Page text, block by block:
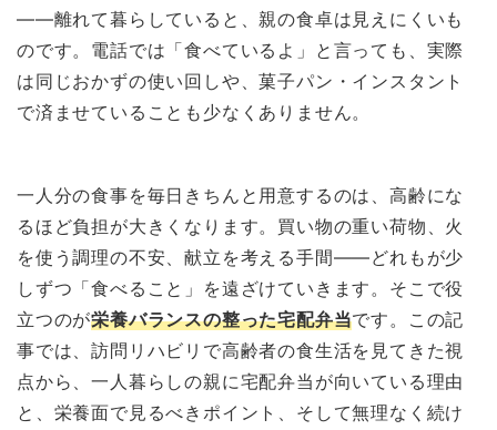
——離れて暮らしていると、親の食卓は見えにくいも
のです。電話では「食べているよ」と言っても、実際
は同じおかずの使い回しや、菓子パン・インスタント
で済ませていることも少なくありません。
一人分の食事を毎日きちんと用意するのは、高齢にな
るほど負担が大きくなります。買い物の重い荷物、火
を使う調理の不安、献立を考える手間——どれもが少
しずつ「食べること」を遠ざけていきます。そこで役
立つのが栄養バランスの整った宅配弁当です。この記
事では、訪問リハビリで高齢者の食生活を見てきた視
点から、一人暮らしの親に宅配弁当が向いている理由
と、栄養面で見るべきポイント、そして無理なく続け